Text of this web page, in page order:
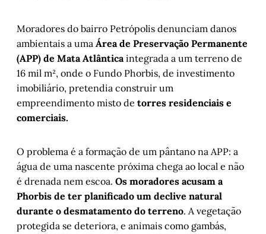
Moradores do bairro Petrópolis denunciam danos
ambientais a uma Área de Preservação Permanente
(APP) de Mata Atlânticaintegrada a um terreno de
16 mil m², onde o Fundo Phorbis, de investimento
imobiliário, pretendia construir um
empreendimento misto de torres residenciais e
comerciais.
O problema é a formação de um pântano na APP: a
água de uma nascente próxima chega ao local e não
é drenada nem escoa. Os moradores acusam a
Phorbis de ter planificado um declive natural
durante o desmatamento do terreno. A vegetação
protegida se deteriora, e animais como gambás,